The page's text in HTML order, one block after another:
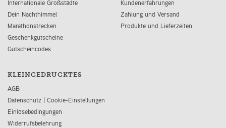
Internationale Großstädte
Dein Nachthimmel
Marathonstrecken
Geschenkgutscheine
Gutscheincodes
Kundenerfahrungen
Zahlung und Versand
Produkte und Lieferzeiten
KLEINGEDRUCKTES
AGB
Datenschutz | Cookie-Einstellungen
Einlösebedingungen
Widerrufsbelehrung